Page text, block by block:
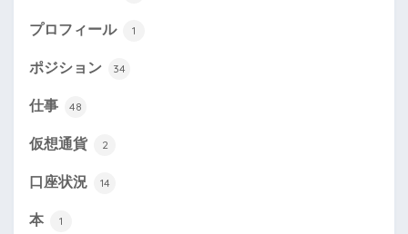
プロフィール 1
ポジション 34
仕事 48
仮想通貨 2
口座状況 14
本 1